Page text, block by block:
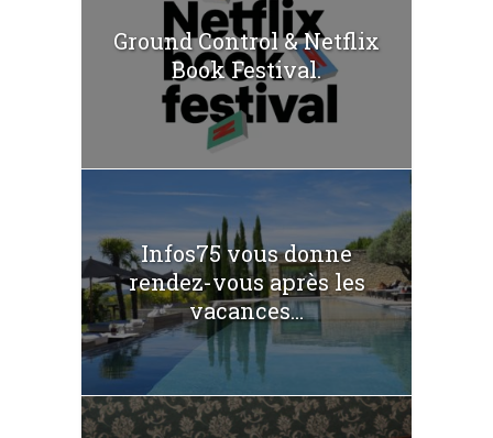
Ground Control & Netflix
Book Festival.
Infos75 vous donne
rendez-vous après les
vacances...